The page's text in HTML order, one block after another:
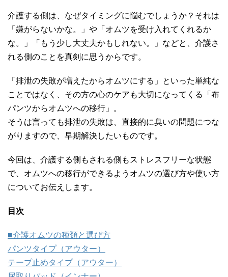
介護する側は、なぜタイミングに悩むでしょうか？それは
「嫌がらないかな。」や「オムツを受け入れてくれるか
な。」「もう少し大丈夫かもしれない。」などと、介護さ
れる側のことを真剣に思うからです。
「排泄の失敗が増えたからオムツにする」といった単純な
ことではなく、その方の心のケアも大切になってくる「布
パンツからオムツへの移行」。
そうは言っても排泄の失敗は、直接的に臭いの問題につな
がりますので、早期解決したいものです。
今回は、介護する側もされる側もストレスフリーな状態
で、オムツへの移行ができるようオムツの選び方や使い方
についてお伝えします。
目次
■介護オムツの種類と選び方
パンツタイプ（アウター）
テープ止めタイプ（アウター）